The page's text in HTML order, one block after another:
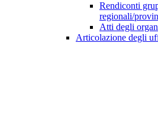
Rendiconti
regionali/
Atti degli
Articolazione degli